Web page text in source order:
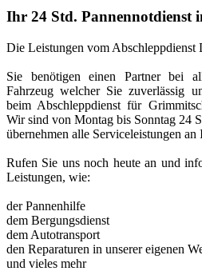
Ihr 24 Std. Pannennotdienst
Die Leistungen vom Abschleppdienst
Sie benötigen einen Partner bei
Fahrzeug welcher Sie zuverlässig
beim Abschleppdienst für
Wir sind von Montag bis Sonntag 24
übernehmen alle Serviceleistungen an
Rufen Sie uns noch heute an und
Leistungen, wie:
der Pannenhilfe
dem Bergungsdienst
dem Autotransport
den Reparaturen in unserer eigenen
und vieles mehr